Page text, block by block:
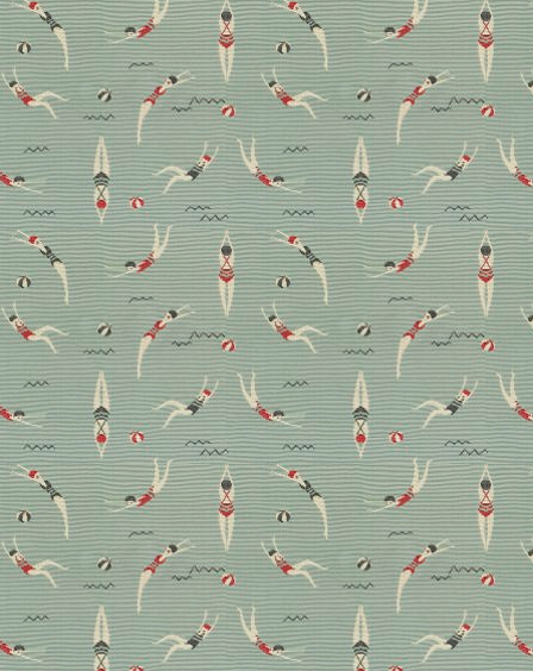
Farben, Tapeten, Akustik
Paneele: Die besten
Mittel, um Wände (und
Räume) neu zu gestalten